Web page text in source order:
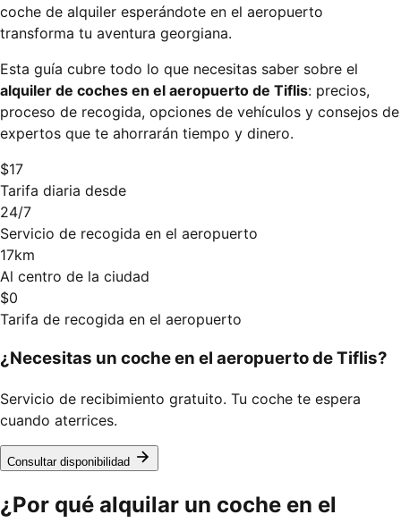
coche de alquiler esperándote en el aeropuerto
transforma tu aventura georgiana.
Esta guía cubre todo lo que necesitas saber sobre el
alquiler de coches en el aeropuerto de Tiflis: precios,
proceso de recogida, opciones de vehículos y consejos de
expertos que te ahorrarán tiempo y dinero.
$17
Tarifa diaria desde
24/7
Servicio de recogida en el aeropuerto
17km
Al centro de la ciudad
$0
Tarifa de recogida en el aeropuerto
¿Necesitas un coche en el aeropuerto de Tiflis?
Servicio de recibimiento gratuito. Tu coche te espera
cuando aterrices.
Consultar disponibilidad
¿Por qué alquilar un coche en el